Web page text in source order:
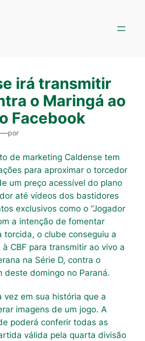
irá transmitir
o Maringá ao
Facebook
—por
de marketing Caldense tem
para aproximar o torcedor
um preço acessível do plano
até vídeos dos bastidores
exclusivos como o “Jogador
a intenção de fomentar
torcida, o clube conseguiu a
CBF para transmitir ao vivo a
na Série D, contra o
deste domingo no Paraná.
vez em sua história que a
imagens de um jogo. A
poderá conferir todas as
válida pela quarta divisão